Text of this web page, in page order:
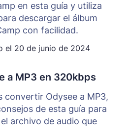
en esta guía y utiliza
descargar el álbum
con facilidad.
el 20 de junio de 2024
a MP3 en 320kbps
convertir Odysee a MP3,
de esta guía para
archivo de audio que